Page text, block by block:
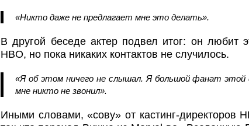
«Никто даже не предлагает мне это делать».
В другой беседе актер подвел итог: он любит
HBO, но пока никаких контактов не случилось.
«Я об этом ничего не слышал. Я большой фанат
мне никто не звонил».
Иными словами, «сову» от кастинг-директоров